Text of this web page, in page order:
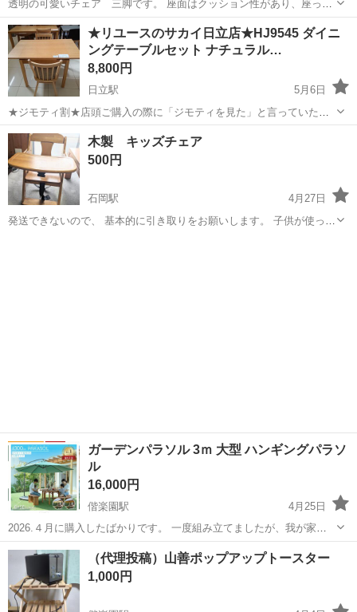
透明の可愛いチェア 三脚です。 座面はクッション性があり、座って
いてお尻が痛くなることはありません。 他にチェアをもらい、使用し
なくなったので、出品します。 1年ちょっとの使用です。 分解せず現
状渡しとなります。 喫煙者ペッ...
茨城 つくば市 ひたち野うしく駅 ダイニングセット
★リユースのサカイ日立店★HJ9545 ダイニ
ングテーブルセット ナチュラル…
8,800円
日立駅
5月6日
★ジモティ割★店頭ご購入の際に「ジモティを見た」と言っていただ
くとジモティ限定価格（掲載価格の10%OFF）でご購入が可能です。
ぜひ店頭にてスタッフまでお伝えくださいませ。 ----------------------...
茨城 日立市 日立駅 ダイニングセット
木製 キッズチェア
500円
石岡駅
4月27日
発送できないので、 基本的に引き取りをお願いします。 子供が使って
ガーデンパラソル 3ｍ 大型 ハンギングパラソ
ル
16,000円
偕楽園駅
4月25日
2026.４月に購入したばかりです。 一度組み立てましたが、我が家に
は大きすぎたため、未使用で泣く泣く出品することにしました。 収納
時のカバーもおつけします。 購入時価格…21380円 カラー…ベージュ
パラソル：30...
茨城 水戸市 偕楽園駅 ダイニングセット
ハンギングパラソル
（代理投稿）山善ポップアップトースター
1,000円